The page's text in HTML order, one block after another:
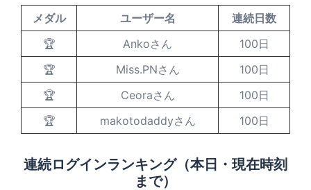
メダル ユーザー名
連続日数
🏆
Ankoさん
100日
🏆
Miss.PNさん
100日
🏆
Ceoraさん
100日
🏆
makotodaddyさん 100日
連続ログインランキング（本日・現在時刻
まで）